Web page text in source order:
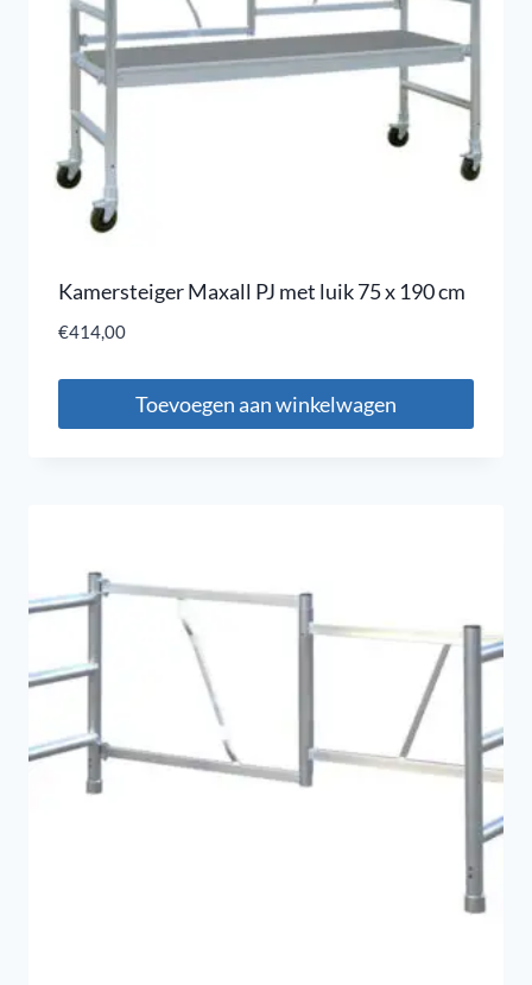
Kamersteiger Maxall PJ met luik 75 x 190 cm
€414,00
Toevoegen aan winkelwagen